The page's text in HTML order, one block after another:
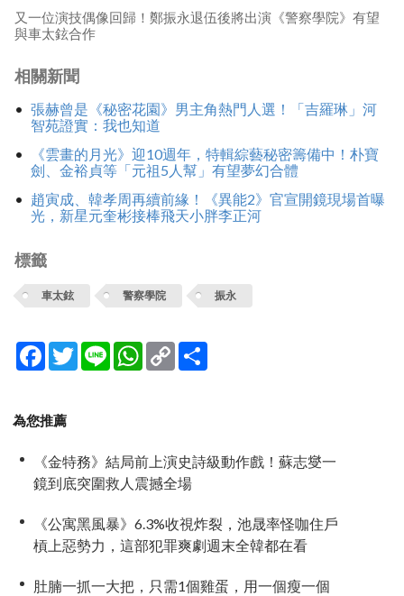
又一位演技偶像回歸！鄭振永退伍後將出演《警察學院》有望
與車太鉉合作
相關新聞
張赫曾是《秘密花園》男主角熱門人選！「吉羅琳」河
智苑證實：我也知道
《雲畫的月光》迎10週年，特輯綜藝秘密籌備中！朴寶
劍、金裕貞等「元祖5人幫」有望夢幻合體
趙寅成、韓孝周再續前緣！《異能2》官宣開鏡現場首曝
光，新星元奎彬接棒飛天小胖李正河
標籤
車太鉉 警察學院 振永
Facebook
TwitterLine WhatsApp
Copy
Link
為您推薦
《金特務》結局前上演史詩級動作戲！蘇志燮一
鏡到底突圍救人震撼全場
《公寓黑風暴》6.3%收視炸裂，池晟率怪咖住戶
槓上惡勢力，這部犯罪爽劇週末全韓都在看
肚腩一抓一大把，只需1個雞蛋，用一個瘦一個